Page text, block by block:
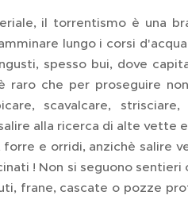
il torrentismo è una
lungo i corsi
spesso bui, dove
che per proseguire
scavalcare,
alla ricerca di alte vette
e orridi, anzichè salire
! Non si seguono sentieri
frane, cascate o pozze